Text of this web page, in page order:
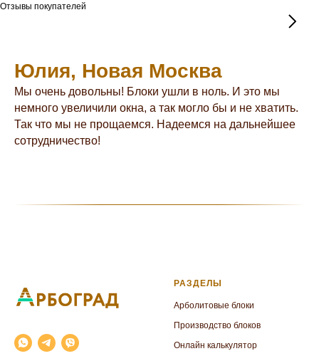
Отзывы покупателей
Юлия, Новая Москва
Мы очень довольны! Блоки ушли в ноль. И это мы
немного увеличили окна, а так могло бы и не хватить.
Так что мы не прощаемся. Надеемся на дальнейшее
сотрудничество!
РАЗДЕЛЫ
Арболитовые блоки
Производство блоков
Онлайн калькулятор